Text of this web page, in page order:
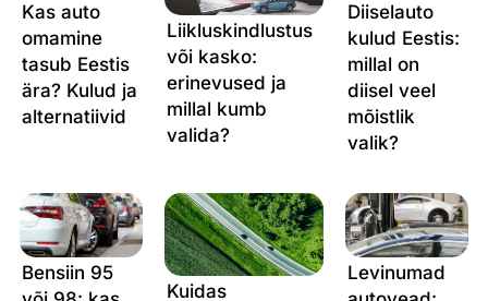
Kas auto
omamine
tasub Eestis
ära? Kulud ja
alternatiivid
Liikluskindlustus
või kasko:
erinevused ja
millal kumb
valida?
Diiselauto
kulud Eestis:
millal on
diisel veel
mõistlik
valik?
Bensiin 95
Kuidas
Levinumad